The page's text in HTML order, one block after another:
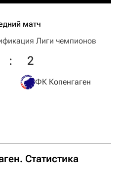
матч
Лиги чемпионов
: 2
ФК Копенгаген
Статистика